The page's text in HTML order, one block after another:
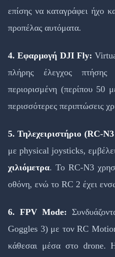
επίσης να καταγράφει ήχο
προπέλας αυτόματα.
4. Εφαρμογή DJI Fly:
πλήρης έλεγχος
περιορισμένη (περίπου 50
περισσότερες περιπτώσεις
5. Τηλεχειριστήριο (RC-
με physical joysticks,
χιλιόμετρα. Το RC-N3
οθόνη, ενώ το RC 2 έχει
6. FPV Mode:
Goggles 3) με τον RC
κάθεσαι μέσα στο drone.